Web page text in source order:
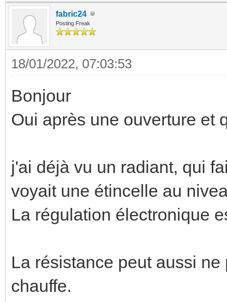
fabric24
Posting Freak
18/01/2022, 07:03:53
Bonjour
Oui après une ouverture et
j'ai déjà vu un radiant, qui
voyait une étincelle au
La régulation électronique
La résistance peut aussi
chauffe.